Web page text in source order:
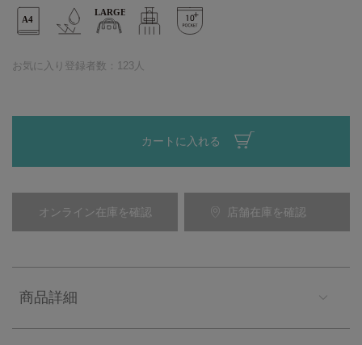
お気に入り登録者数： 123 人
カートに入れる
オンライン在庫を確認 店舗在庫を確認
商品詳細